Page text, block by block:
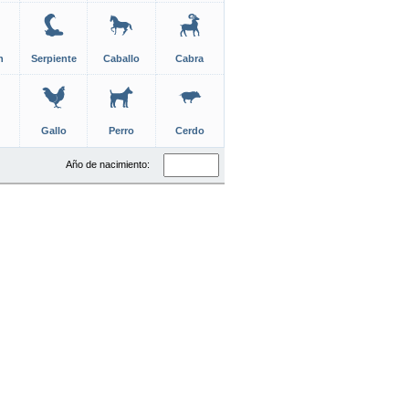
Serpiente Caballo Cabra
Gallo Perro Cerdo
Año de nacimiento: